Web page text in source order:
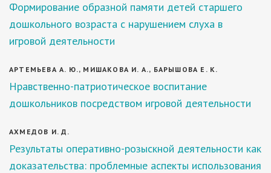
Формирование образной памяти детей старшего
дошкольного возраста с нарушением слуха в
игровой деятельности
АРТЕМЬЕВА А. Ю., МИШАКОВА И. А., БАРЫШОВА Е. К.
Нравственно-патриотическое воспитание
дошкольников посредством игровой деятельности
АХМЕДОВ И. Д.
Результаты оперативно-розыскной деятельности как
доказательства: проблемные аспекты использования